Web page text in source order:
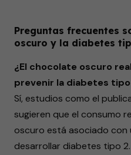
Preguntas frecuentes
oscuro y la diabetes
¿El chocolate oscuro
prevenir la diabetes tipo
Sí, estudios como el
sugieren que el consumo
oscuro está asociado con
desarrollar diabetes tipo